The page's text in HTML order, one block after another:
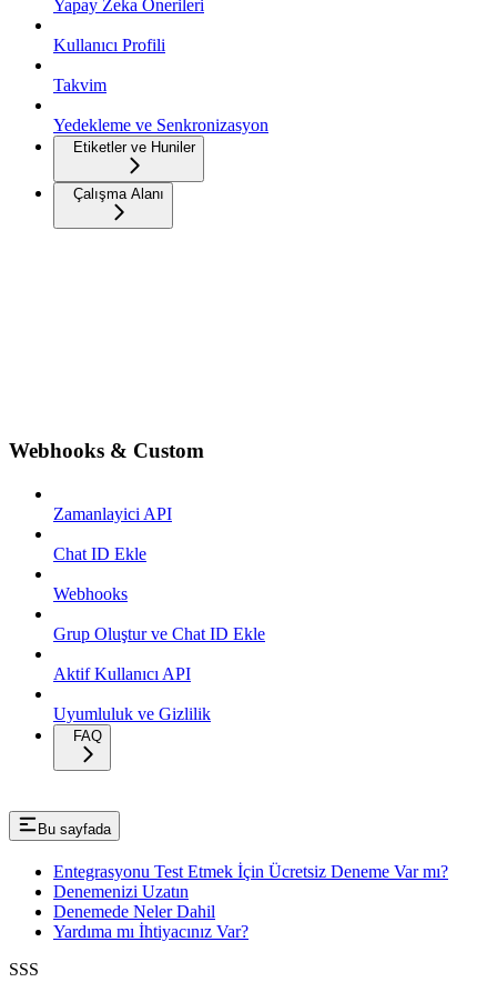
Yapay Zeka Önerileri
Kullanıcı Profili
Takvim
Yedekleme ve Senkronizasyon
Etiketler ve Huniler
Çalışma Alanı
Webhooks & Custom
Zamanlayici API
Chat ID Ekle
Webhooks
Grup Oluştur ve Chat ID Ekle
Aktif Kullanıcı API
Uyumluluk ve Gizlilik
FAQ
Bu sayfada
Entegrasyonu Test Etmek İçin Ücretsiz Deneme Var mı?
Denemenizi Uzatın
Denemede Neler Dahil
Yardıma mı İhtiyacınız Var?
SSS